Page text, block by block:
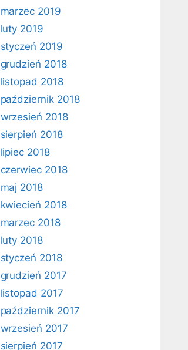
marzec 2019
luty 2019
styczeń 2019
grudzień 2018
listopad 2018
październik 2018
wrzesień 2018
sierpień 2018
lipiec 2018
czerwiec 2018
maj 2018
kwiecień 2018
marzec 2018
luty 2018
styczeń 2018
grudzień 2017
listopad 2017
październik 2017
wrzesień 2017
sierpień 2017